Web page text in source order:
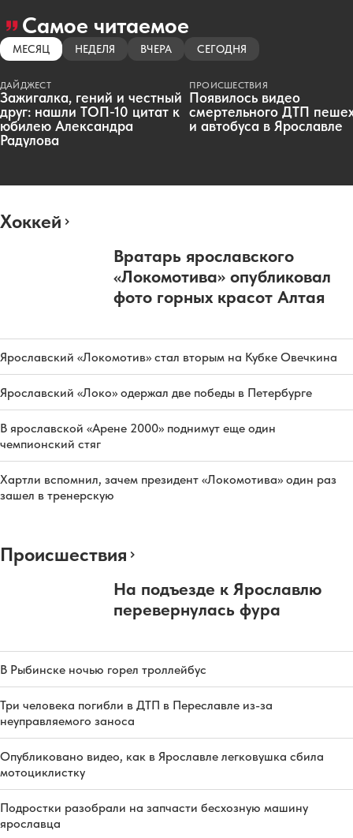
Самое читаемое
МЕСЯЦ НЕДЕЛЯ ВЧЕРА СЕГОДНЯ
ДАЙДЖЕСТ
Зажигалка, гений и честный
друг: нашли ТОП-10 цитат к
юбилею Александра
Радулова
ПРОИСШЕСТВИЯ
Появилось видео
смертельного ДТП
и автобуса в Ярославле
Хоккей
Вратарь ярославского
«Локомотива» опубликовал
фото горных красот Алтая
Ярославский «Локомотив» стал вторым на Кубке Овечкина
Ярославский «Локо» одержал две победы в Петербурге
В ярославской «Арене 2000» поднимут еще один
чемпионский стяг
Хартли вспомнил, зачем президент «Локомотива» один раз
зашел в тренерскую
Происшествия
На подъезде к Ярославлю
перевернулась фура
В Рыбинске ночью горел троллейбус
Три человека погибли в ДТП в Переславле из-за
неуправляемого заноса
Опубликовано видео, как в Ярославле легковушка сбила
мотоциклистку
Подростки разобрали на запчасти бесхозную машину
ярославца